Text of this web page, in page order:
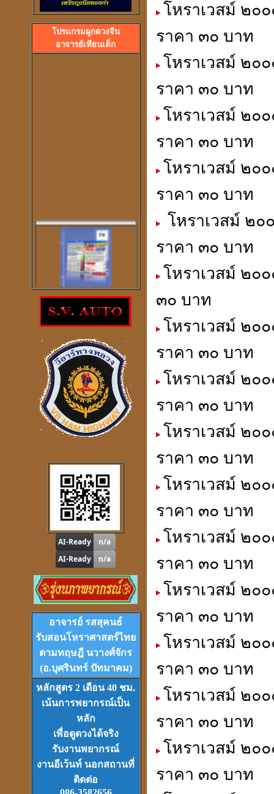
ลวงพ่อปลื้ม วัดสวนหงส
พระอาจารย์ปุ้ม วัดศาลาแดง
โปรแกรมผูกดวงจีน
อาจารย์เทียนเต็ก
โปรแกรม
ตรวจสอบโชคลาภความ
ร่ำรวย
โปรแกรมดูดวงจีน2ภาษา
windows mobile
โปรแกรมดวงจีน
"รู้หนึ่ง-รู้หมด"
โปรแกรมTian-Tek Pro
Version 1
ราคา 1,000บาท
ชุดที่1-2-3
อาจารย์ รสสุคนธ์
รับสอนโหราศาสตร์ไทย
ตามทฤษฎี นวางศ์จักร
(อ.บุศรินทร์ ปัทมาคม)
หลักสูตร 2 เดือน 40 ชม.
เน้นการพยากรณ์เป็น
หลัก
เพื่อดูดวงได้จริง
รับงานพยากรณ์
งานอีเว้นท์ นอกสถานที่
ติดต่อ
โหราเวสม์ ๒
ราคา ๓๐ บาท
โหราเวสม์ ๒
ราคา ๓๐ บาท
โหราเวสม์ ๒
ราคา ๓๐ บาท
โหราเวสม์ ๒
ราคา ๓๐ บาท
โหราเวสม์ ๒
ราคา ๓๐ บาท
โหราเวสม์ ๒
๓๐ บาท
โหราเวสม์ ๒
ราคา ๓๐ บาท
โหราเวสม์ ๒
ราคา ๓๐ บาท
โหราเวสม์ ๒
ราคา ๓๐ บาท
โหราเวสม์ ๒
ราคา ๓๐ บาท
โหราเวสม์ ๒
ราคา ๓๐ บาท
โหราเวสม์ ๒
ราคา ๓๐ บาท
โหราเวสม์ ๒
ราคา ๓๐ บาท
โหราเวสม์ ๒
ราคา ๓๐ บาท
โหราเวสม์ ๒
ราคา ๓๐ บาท